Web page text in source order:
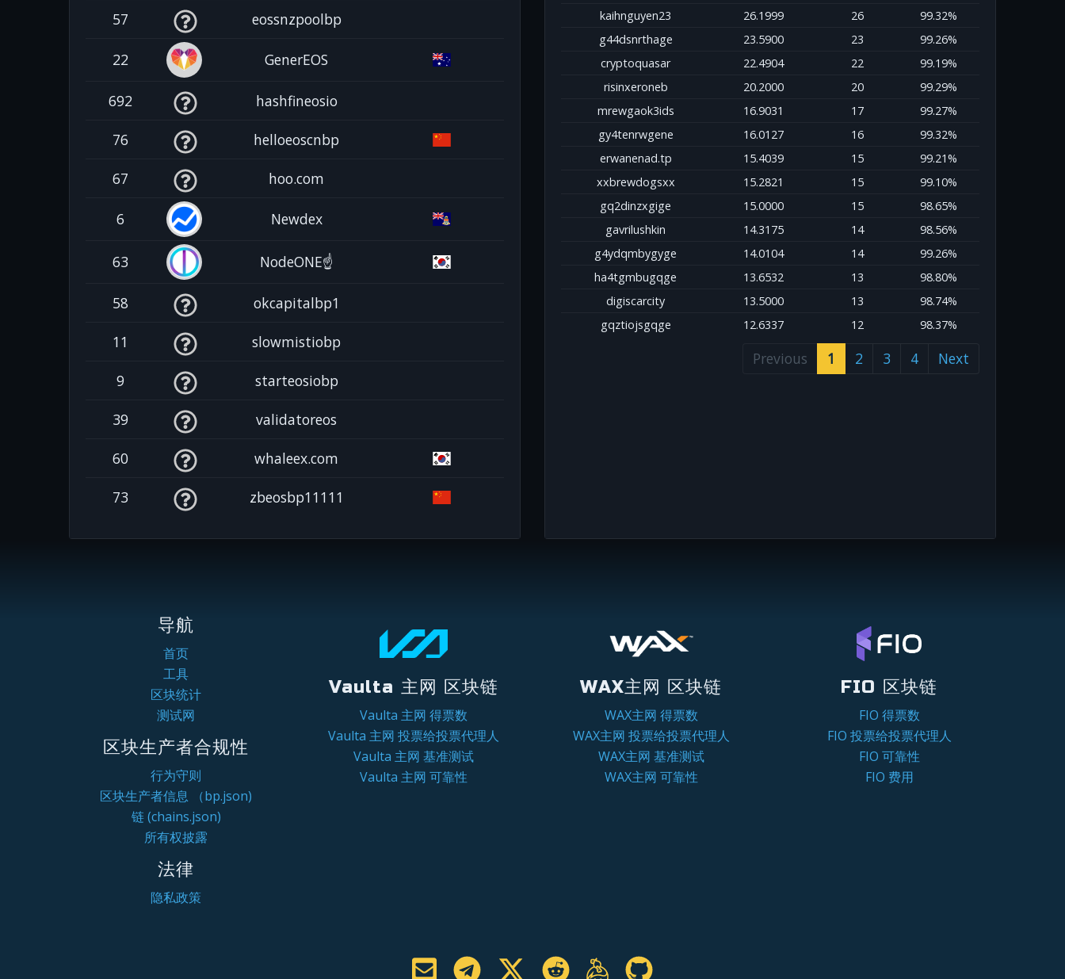
57 eossnzpoolbp
22 GenerEOS
692 hashfineosio
76 helloeoscnbp
67 hoo.com
6 Newdex
63 NodeONE☝️
58 okcapitalbp1
11 slowmistiobp
9 starteosiobp
39 validatoreos
60 whaleex.com
73 zbeosbp11111
kaihnguyen23
26.1999 26
99.32%
g44dsnrthage
23.5900 23
99.26%
cryptoquasar
22.4904 22
99.19%
risinxeroneb
20.2000 20
99.29%
mrewgaok3ids
16.9031 17
99.27%
gy4tenrwgene
16.0127 16
99.32%
erwanenad.tp
15.4039 15
99.21%
xxbrewdogsxx
15.2821 15
99.10%
gq2dinzxgige
15.0000 15
98.65%
gavrilushkin
14.3175 14
98.56%
g4ydqmbygyge
14.0104 14
99.26%
ha4tgmbugqge
13.6532 13
98.80%
digiscarcity
13.5000 13
98.74%
gqztiojsgqge
12.6337 12 98.37%
Previous 1 2 3 4 Next
导航
首页
工具
区块统计
测试网
区块生产者合规性
行为守则
区块生产者信息 （bp.json)
链 (chains.json)
所有权披露
法律
隐私政策
Vaulta 主网 区块链
Vaulta 主网 得票数
Vaulta 主网 投票给投票代理人
Vaulta 主网 基准测试
Vaulta 主网 可靠性
WAX主网 区块链
WAX主网 得票数
WAX主网 投票给投票代理人
WAX主网 基准测试
WAX主网 可靠性
FIO 区块链
FIO 得票数
FIO 投票给投票代理人
FIO 可靠性
FIO 费用